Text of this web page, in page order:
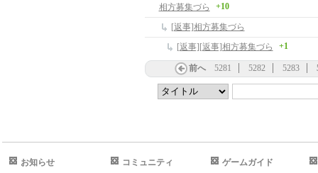
相方募集づら
+10
[返事]相方募集づら
[返事][返事]相方募集づら
+1
前へ 5281 5282 5283
お知らせ コミュニティ ゲームガイド